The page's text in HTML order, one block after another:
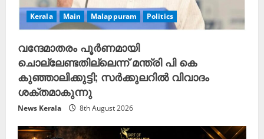
Kerala Main Malappuram Politics
വന്ദേമാതരം പൂർണമായി
ചൊല്ലേണ്ടതില്ലെന്ന് മന്ത്രി പി കെ
കുഞ്ഞാലിക്കുട്ടി; സർക്കുലറിൽ വിവാദം
ശക്തമാകുന്നു
News Kerala 8th August 2026